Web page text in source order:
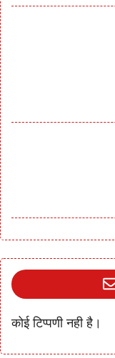
कोई टिप्पणी नही है।